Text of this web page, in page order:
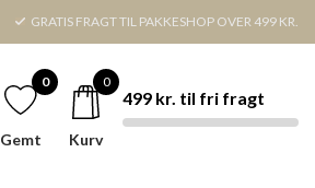
GRATIS FRAGT TIL PAKKESHOP OVER 499 KR.
0
Gemt
0
Kurv
499 kr. til fri fragt